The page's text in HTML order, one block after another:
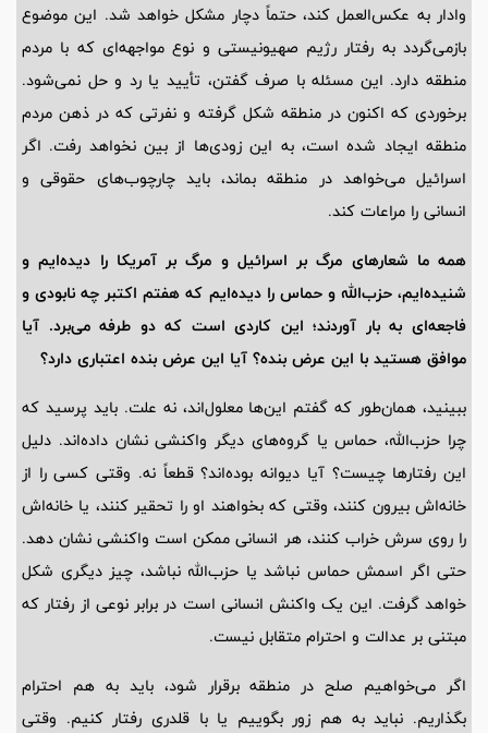
وادار به عکس‌العمل کند، حتماً دچار مشکل خواهد شد. این موضوع
بازمی‌گردد به رفتار رژیم صهیونیستی و نوع مواجهه‌ای که با مردم
منطقه دارد. این مسئله با صرف گفتن، تأیید یا رد و حل نمی‌شود.
برخوردی که اکنون در منطقه شکل گرفته و نفرتی که در ذهن مردم
منطقه ایجاد شده است، به این زودی‌ها از بین نخواهد رفت. اگر
اسرائیل می‌خواهد در منطقه بماند، باید چارچوب‌های حقوقی و
انسانی را مراعات کند.
همه ما شعارهای مرگ بر اسرائیل و مرگ بر آمریکا را دیده‌ایم و
شنیده‌ایم، حزب‌الله و حماس را دیده‌ایم که هفتم اکتبر چه نابودی و
فاجعه‌ای به بار آوردند؛ این کاردی است که دو طرفه می‌برد. آیا
موافق هستید با این عرض بنده؟ آیا این عرض بنده اعتباری دارد؟
ببینید، همان‌طور که گفتم این‌ها معلول‌اند، نه علت. باید پرسید که
چرا حزب‌الله، حماس یا گروه‌های دیگر واکنشی نشان داده‌اند. دلیل
این رفتارها چیست؟ آیا دیوانه بوده‌اند؟ قطعاً نه. وقتی کسی را از
خانه‌اش بیرون کنند، وقتی که بخواهند او را تحقیر کنند، یا خانه‌اش
را روی سرش خراب کنند، هر انسانی ممکن است واکنشی نشان دهد.
حتی اگر اسمش حماس نباشد یا حزب‌الله نباشد، چیز دیگری شکل
خواهد گرفت. این یک واکنش انسانی است در برابر نوعی از رفتار که
مبتنی بر عدالت و احترام متقابل نیست.
اگر می‌خواهیم صلح در منطقه برقرار شود، باید به هم احترام
بگذاریم. نباید به هم زور بگوییم یا با قلدری رفتار کنیم. وقتی